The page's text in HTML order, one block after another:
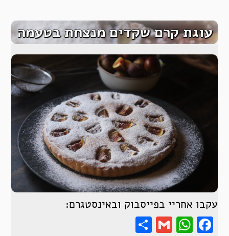
עוגת קרם שקדים מנצחת בטעמה
עקבו אחריי בפייסבוק ובאינסטגרם:
Facebook
WhatsApp
Gmail